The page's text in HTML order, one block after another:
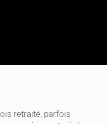
retraité, parfois